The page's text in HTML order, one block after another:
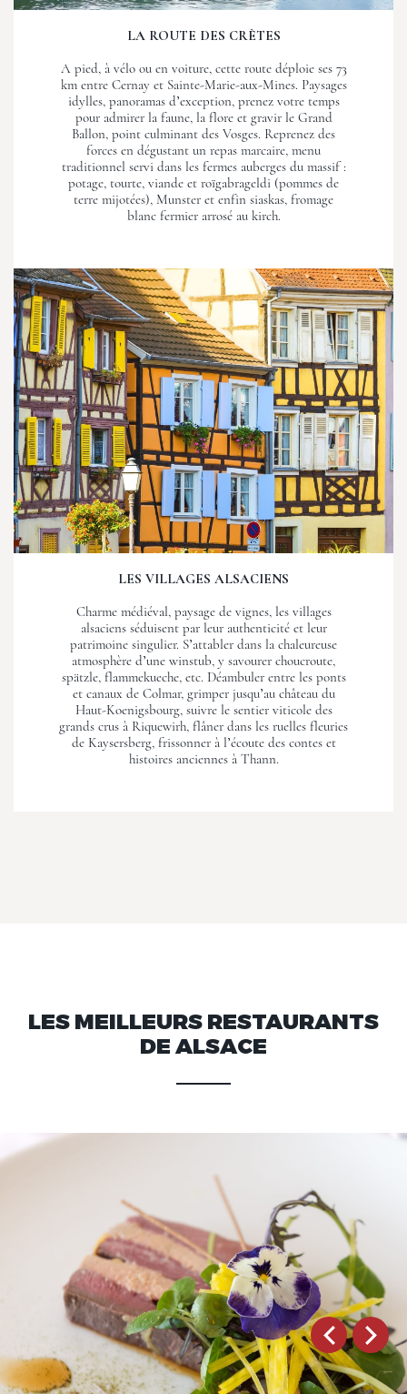
LA ROUTE DES CRÈTES
A pied, à vélo ou en voiture, cette route déploie ses 73
km entre Cernay et Sainte-Marie-aux-Mines. Paysages
idylles, panoramas d’exception, prenez votre temps
pour admirer la faune, la flore et gravir le Grand
Ballon, point culminant des Vosges. Reprenez des
forces en dégustant un repas marcaire, menu
traditionnel servi dans les fermes auberges du massif :
potage, tourte, viande et roïgabrageldi (pommes de
terre mijotées), Munster et enfin siaskas, fromage
blanc fermier arrosé au kirch.
LES VILLAGES ALSACIENS
Charme médiéval, paysage de vignes, les villages
alsaciens séduisent par leur authenticité et leur
patrimoine singulier. S’attabler dans la chaleureuse
atmosphère d’une winstub, y savourer choucroute,
spätzle, flammekueche, etc. Déambuler entre les ponts
et canaux de Colmar, grimper jusqu’au château du
Haut-Koenigsbourg, suivre le sentier viticole des
grands crus à Riquewirh, flâner dans les ruelles fleuries
de Kaysersberg, frissonner à l’écoute des contes et
histoires anciennes à Thann.
LES MEILLEURS RESTAURANTS
DE ALSACE